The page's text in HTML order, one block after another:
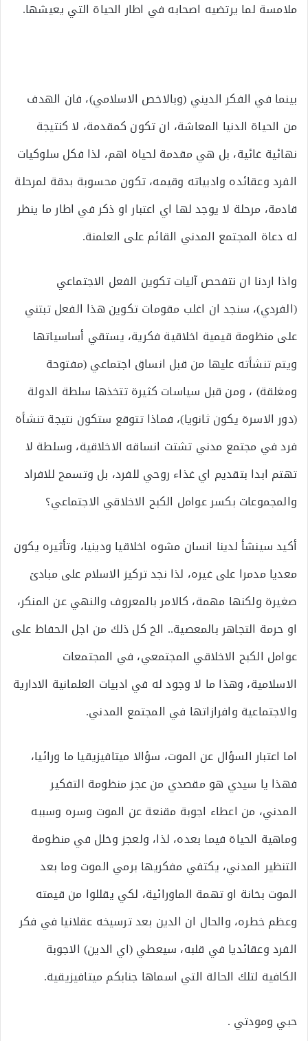
ملامسة لما يرتضيه اصحابه في اطار الحياة التي يعيشها.
بينما في الفكر الديني (وبالاخص الاسلامي)، فان الهدف
من الحياة الدنيا المعاشة، ان تكون كمقدمة، لا كنتيجة
نهائية غائية، بل هي مقدمة لحياة اهم، لذا فكل سلوكيات
الفرد وعقائده وادبياته وقيمه، تكون محسوبة بدقة لمرحلة
قادمة، مرحلة لا يوجد لها اي اعتبار او ذكر في اطار ما ينظر
له دعاة المجتمع المدني القائم على العلمنة.
واذا اردنا ان نتفحص آليات تكوين الفعل الاجتماعي
(الفردي)، سنجد ان اغلب مقومات تكوين هذا الفعل تبتني
على منظومة قيمية اخلاقية فكرية، يستقي أساسياتها
ويتم تنشأته عليها من قبل انساق اجتماعي (مفتوحة
ومغلقة) ، ومن قبل سياسات كثيرة تتخذها سلطة الدولة
(دور الاسرة يكون ثانويا)، فماذا تتوقع ستكون نتيجة تنشأة
فرد في مجتمع مدني تشتت انساقه الاخلاقية، وسلطة لا
تهتم ابدا بتقديم اي غذاء روحي للفرد، بل وتسمح للافراد
والمجموعات بكسر عوامل الكبح الاخلاقي الاجتماعي؟
أكيد سينشأ لدينا انسان مشوه اخلاقيا ودينيا، وتأثيره يكون
معديا مدمرا على غيره، لذا نجد تركيز الاسلام على مبادئ
صغيرة ولكنها مهمة، كالامر بالمعروف والنهي عن المنكر،
او حرمة التجاهر بالمعصية.. الخ كل ذلك من اجل الحفاظ على
عوامل الكبح الاخلاقي المجتمعي، في المجتمعات
الاسلامية، وهذا ما لا وجود له في ادبيات العلمانية الادارية
والاجتماعية وافرازاتها في المجتمع المدني.
اما اعتبار السؤال عن الموت، سؤالا ميتافيزيقيا ما ورائيا،
فهذا يا سيدي هو مقصدي من عجز منظومة التفكير
المدني، من اعطاء اجوبة مقنعة عن الموت وسره وسببه
وماهية الحياة فيما بعده، لذا، ولعجز وخلل في منظومة
التنظير المدني، يكتفي مفكريها برمي الموت وما بعد
الموت بخانة او تهمة الماورائية، لكي يقللوا من قيمته
وعظم خطره، والحال ان الدين بعد ترسيخه عقلانيا في فكر
الفرد وعقائديا في قلبه، سيعطي (اي الدين) الاجوبة
الكافية لتلك الحالة التي اسماها جنابكم ميتافيزيقية.
حبي ومودتي .